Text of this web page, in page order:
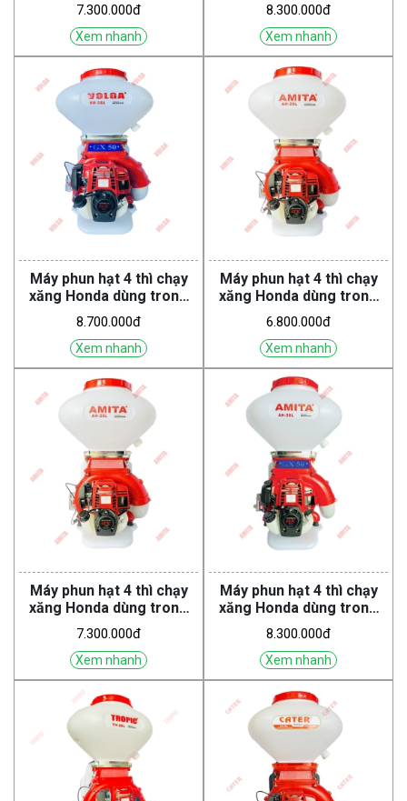
LH (Volga)
7.300.000đ
Xem nhanh
TT (Volga)
8.300.000đ
Xem nhanh
Máy phun hạt 4 thì chạy
xăng Honda dùng trong
nông nghiệp VH-26L GX50
LH (VOLGA)
8.700.000đ
Xem nhanh
Máy phun hạt 4 thì chạy
xăng Honda dùng trong
nông nghiệp AH-26L GX35
TT (Amita)
6.800.000đ
Xem nhanh
Máy phun hạt 4 thì chạy
xăng Honda dùng trong
nông nghiệp AH-26L GX35
LH (Amita)
7.300.000đ
Xem nhanh
Máy phun hạt 4 thì chạy
xăng Honda dùng trong
nông nghiệp AH-26L GX50
TT (Amita)
8.300.000đ
Xem nhanh